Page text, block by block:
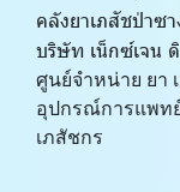
คลังยาเภสัชป่าซา
บริษัท เน็กซ์เจน
ศูนย์จำหน่าย ยา
อุปกรณ์การแพท
เภสัชกร